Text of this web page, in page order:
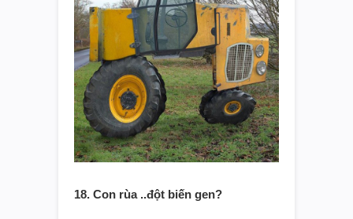
18. Con rùa ..đột biến gen?